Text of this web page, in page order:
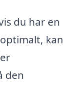
du har en
kan
den